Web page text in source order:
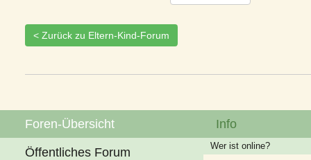
< Zurück zu Eltern-Kind-Forum
Foren-Übersicht
Öffentliches Forum
Info
Wer ist online?